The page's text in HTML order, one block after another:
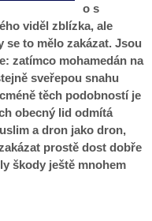
o s
viděl zblízka, ale
to mělo zakázat. Jsou
zatímco mohamedán na
sveřepou snahu
těch podobností je
obecný lid odmítá
a dron jako dron,
prostě dost dobře
škody ještě mnohem